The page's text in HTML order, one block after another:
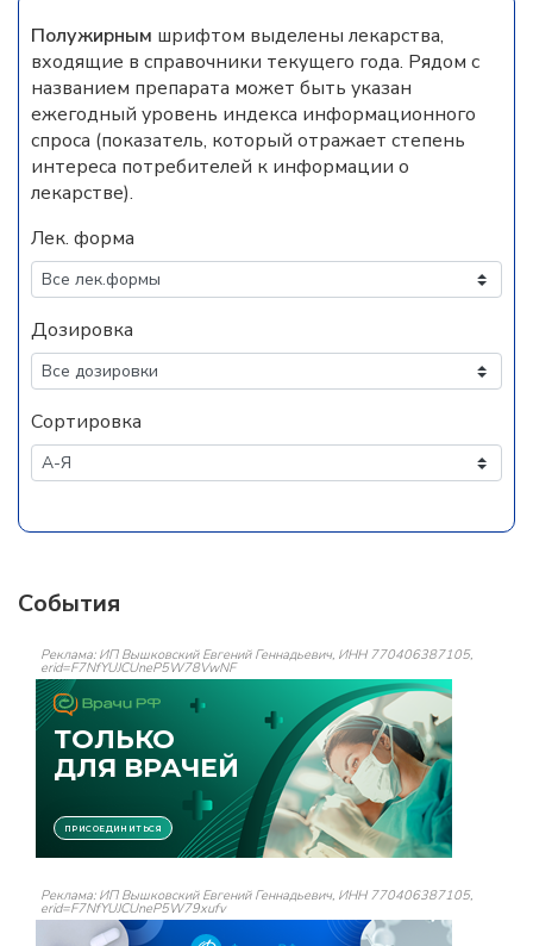
Полужирным шрифтом выделены лекарства,
входящие в справочники текущего года. Рядом с
названием препарата может быть указан
ежегодный уровень индекса информационного
спроса (показатель, который отражает степень
интереса потребителей к информации о
лекарстве).
Лек. форма
Дозировка
Сортировка
События
Реклама: ИП Вышковский Евгений Геннадьевич, ИНН 770406387105,
erid=F7NfYUJCUneP5W78VwNF
Реклама: ИП Вышковский Евгений Геннадьевич, ИНН 770406387105,
erid=F7NfYUJCUneP5W79xufv